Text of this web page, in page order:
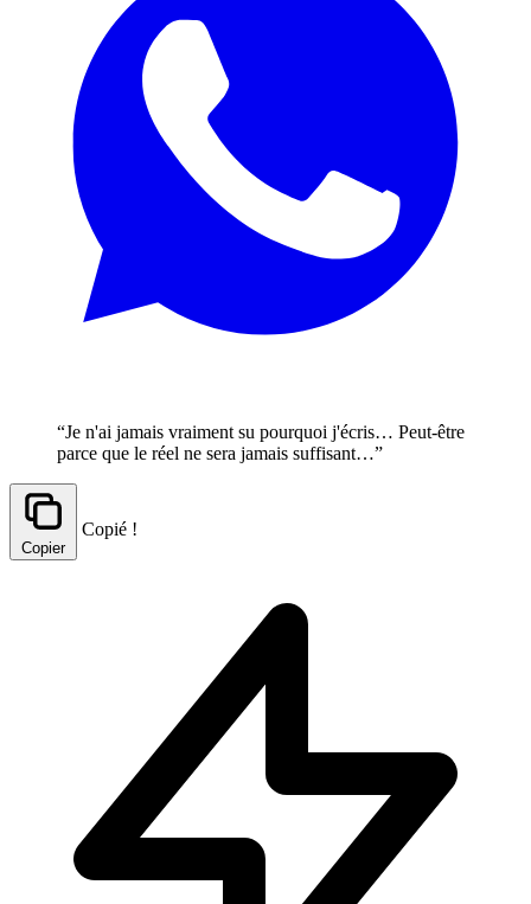
“Je n'ai jamais vraiment su pourquoi j'écris… Peut-être
parce que le réel ne sera jamais suffisant…”
Copier
Copié !